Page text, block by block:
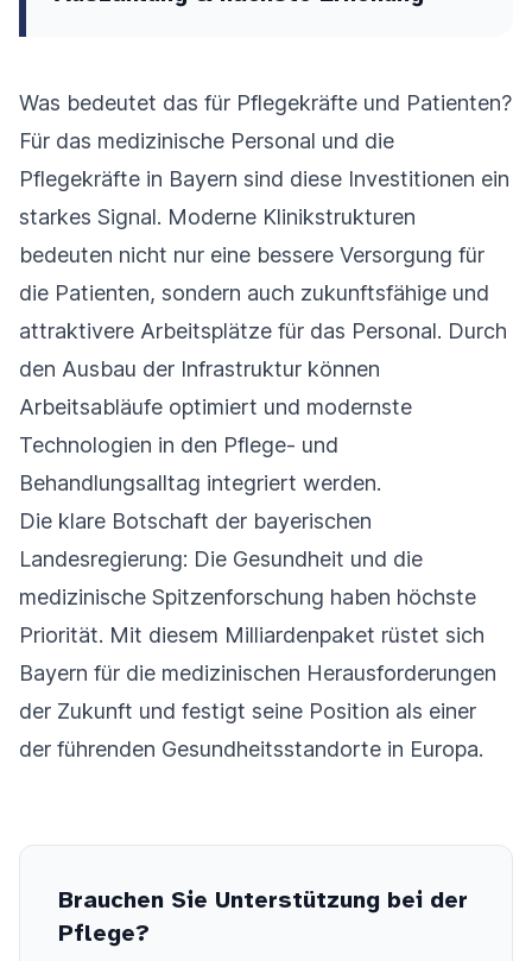
Was bedeutet das für Pflegekräfte und Patienten?
Für das medizinische Personal und die
Pflegekräfte in Bayern sind diese Investitionen ein
starkes Signal. Moderne Klinikstrukturen
bedeuten nicht nur eine bessere Versorgung für
die Patienten, sondern auch zukunftsfähige und
attraktivere Arbeitsplätze für das Personal. Durch
den Ausbau der Infrastruktur können
Arbeitsabläufe optimiert und modernste
Technologien in den Pflege- und
Behandlungsalltag integriert werden.
Die klare Botschaft der bayerischen
Landesregierung: Die Gesundheit und die
medizinische Spitzenforschung haben höchste
Priorität. Mit diesem Milliardenpaket rüstet sich
Bayern für die medizinischen Herausforderungen
der Zukunft und festigt seine Position als einer
der führenden Gesundheitsstandorte in Europa.
Brauchen Sie Unterstützung bei der
Pflege?